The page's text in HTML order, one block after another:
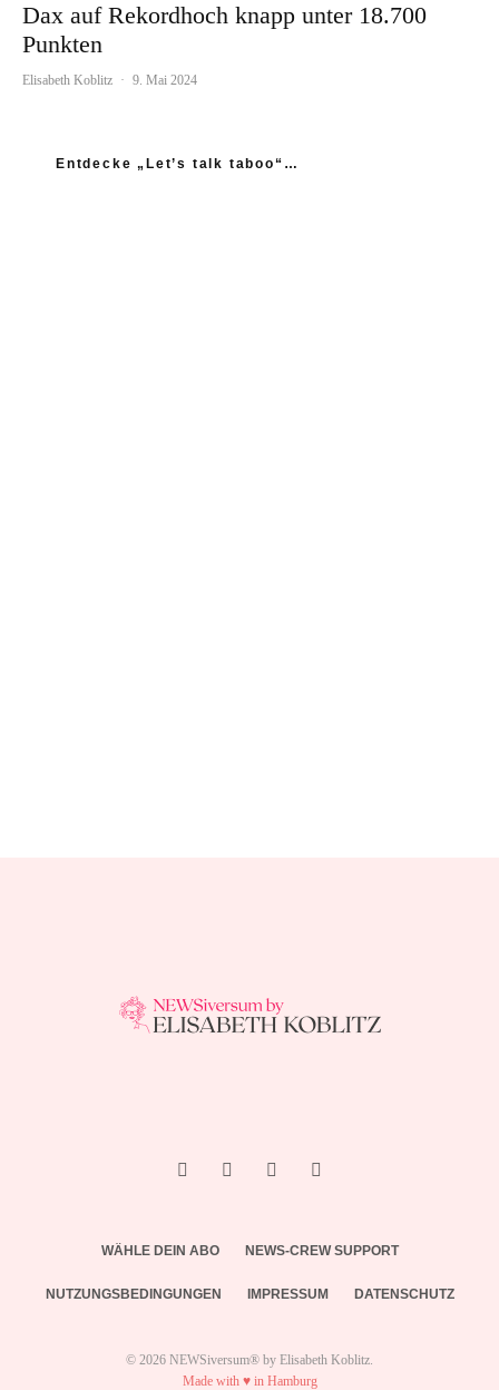
Dax auf Rekordhoch knapp unter 18.700
Punkten
Elisabeth Koblitz · 9. Mai 2024
Entdecke „Let’s talk taboo“…
WÄHLE DEIN ABO NEWS-CREW SUPPORT
NUTZUNGSBEDINGUNGEN IMPRESSUM DATENSCHUTZ
© 2026 NEWSiversum® by Elisabeth Koblitz.
Made with ♥ in Hamburg